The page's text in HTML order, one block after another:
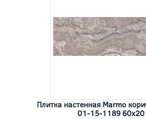
Плитка настенная Marmo
01-15-1189 60x20